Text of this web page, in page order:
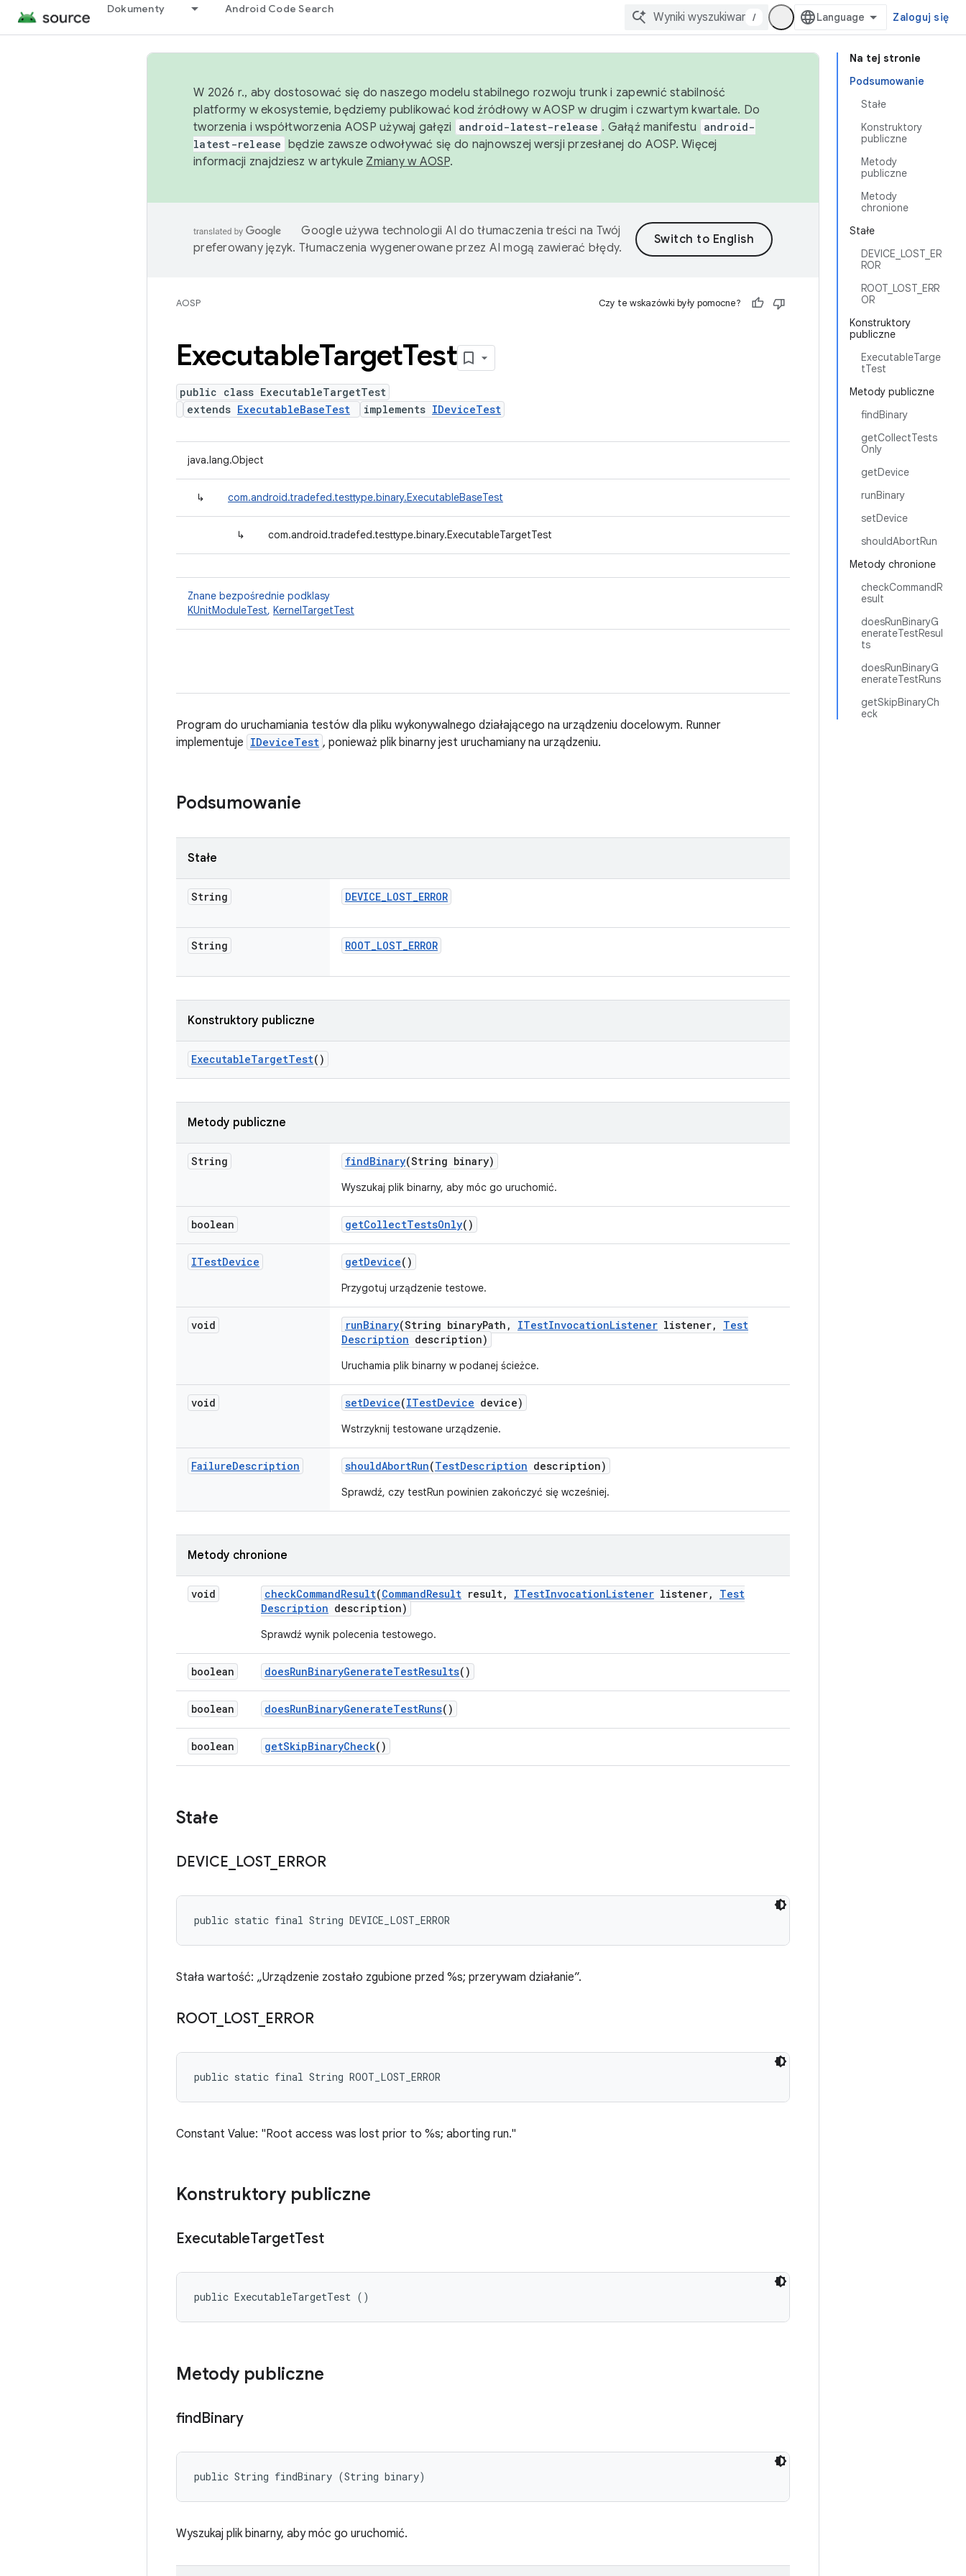
Dokumenty Android Code Search
/ Zaloguj się
Na tej stronie
Podsumowanie
Stałe
Konstruktory
publiczne
Metody
publiczne
Metody
chronione
Stałe
DEVICE_LOST_ER
ROR
ROOT_LOST_ERR
OR
Konstruktory
publiczne
ExecutableTarge
tTest
Metody publiczne
findBinary
getCollectTests
Only
getDevice
runBinary
setDevice
shouldAbortRun
Metody chronione
checkCommandR
esult
doesRunBinaryG
enerateTestResul
ts
doesRunBinaryG
enerateTestRuns
getSkipBinaryCh
eck
W 2026 r., aby dostosować się do naszego modelu stabilnego rozwoju trunk i zapewnić stabilność
platformy w ekosystemie, będziemy publikować kod źródłowy w AOSP w drugim i czwartym kwartale. Do
tworzenia i współtworzenia AOSP używaj gałęzi
android-latest-release . Gałąź manifestu
android-
latest-release będzie zawsze odwoływać się do najnowszej wersji przesłanej do AOSP. Więcej
informacji znajdziesz w artykule Zmiany w AOSP.
Google używa technologii AI do tłumaczenia treści na Twój
preferowany język. Tłumaczenia wygenerowane przez AI mogą zawierać błędy.
AOSP Czy te wskazówki były pomocne?
ExecutableTargetTest
public class ExecutableTargetTest
extends ExecutableBaseTest implements IDeviceTest
java.lang.Object
↳ com.android.tradefed.testtype.binary.ExecutableBaseTest
↳ com.android.tradefed.testtype.binary.ExecutableTargetTest
Znane bezpośrednie podklasy
KUnitModuleTest, KernelTargetTest
Program do uruchamiania testów dla pliku wykonywalnego działającego na urządzeniu docelowym. Runner
implementuje IDeviceTest , ponieważ plik binarny jest uruchamiany na urządzeniu.
Podsumowanie
Stałe
String DEVICE_LOST_ERROR
String ROOT_LOST_ERROR
Konstruktory publiczne
ExecutableTargetTest()
Metody publiczne
String findBinary(String binary)
Wyszukaj plik binarny, aby móc go uruchomić.
boolean getCollectTestsOnly()
ITestDevice getDevice()
Przygotuj urządzenie testowe.
void runBinary(String binaryPath , ITestInvocationListener listener,
Test
Description description)
Uruchamia plik binarny w podanej ścieżce.
void setDevice(ITestDevice device)
Wstrzyknij testowane urządzenie.
FailureDescription shouldAbortRun(TestDescription description)
Sprawdź, czy testRun powinien zakończyć się wcześniej.
Metody chronione
void checkCommandResult(CommandResult result, ITestInvocationListener listener,
Test
Description description)
Sprawdź wynik polecenia testowego.
boolean doesRunBinaryGenerateTestResults()
boolean doesRunBinaryGenerateTestRuns()
boolean getSkipBinaryCheck()
Stałe
DEVICE LOST_ ERROR
public static final String DEVICE_LOST_ERROR
Stała wartość: „Urządzenie zostało zgubione przed %s; przerywam działanie”.
ROOT_ LOST_ ERROR
public static final String ROOT_LOST_ERROR
Constant Value: "Root access was lost prior to %s; aborting run."
Konstruktory publiczne
ExecutableTargetTest
public ExecutableTargetTest ()
Metody publiczne
findBinary
public String findBinary (String binary)
Wyszukaj plik binarny, aby móc go uruchomić.